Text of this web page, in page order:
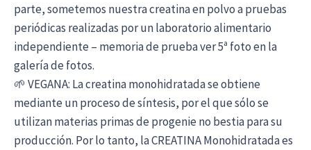
parte, sometemos nuestra creatina en polvo a pruebas
periódicas realizadas por un laboratorio alimentario
independiente – memoria de prueba ver 5ª foto en la
galería de fotos.
🌱 VEGANA: La creatina monohidratada se obtiene
mediante un proceso de síntesis, por el que sólo se
utilizan materias primas de progenie no bestia para su
producción. Por lo tanto, la CREATINA Monohidratada es